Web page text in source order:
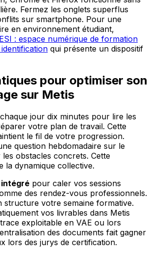
Fermez les onglets superflus
sur smartphone. Pour une
en environnement étudiant,
: espace numérique de formation
qui présente un dispositif
pour optimiser son
sur Metis
jour dix minutes pour lire les
votre plan de travail. Cette
le fil de votre progression.
question hebdomadaire sur le
obstacles concrets. Cette
la dynamique collective.
pour caler vos sessions
des rendez-vous professionnels.
structure votre semaine formative.
vos livrables dans Metis
exploitable en VAE ou lors
des documents fait gagner
lors des jurys de certification.